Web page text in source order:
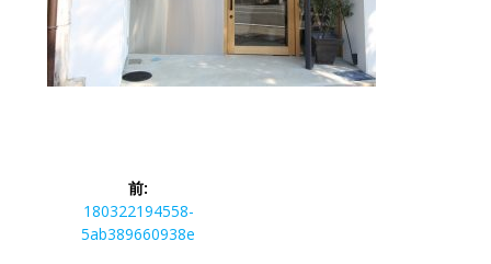
前:
前
の
180322194558-
5ab389660938e